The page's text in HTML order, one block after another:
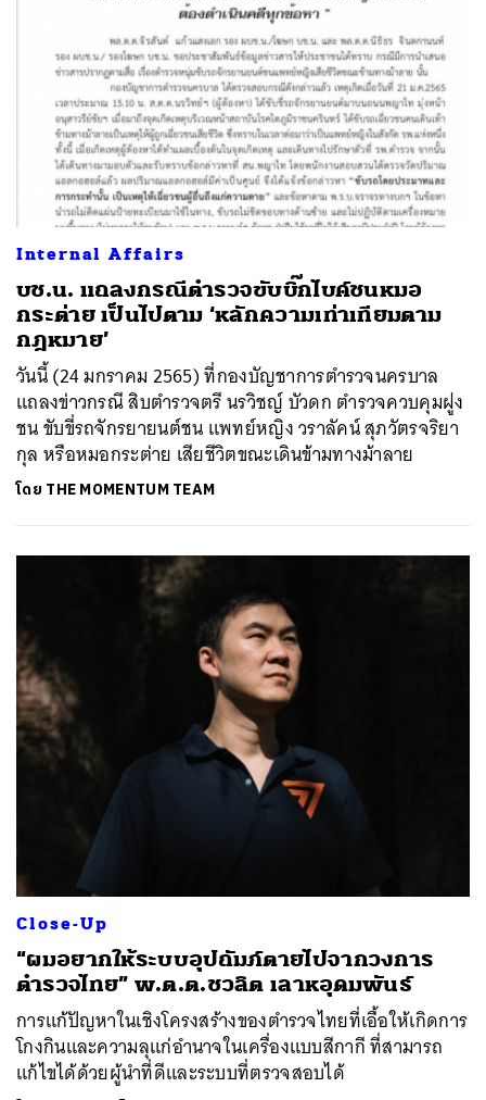
Internal Affairs
บช.น. แถลงกรณีตำรวจขับบิ๊กไบค์ชนหมอ
กระต่าย เป็นไปตาม ‘หลักความเท่าเทียมตาม
กฎหมาย’
วันนี้ (24 มกราคม 2565) ที่กองบัญชาการตำรวจนครบาล
แถลงข่าวกรณี สิบตำรวจตรี นรวิชญ์ บัวดก ตำรวจควบคุมฝูง
ชน ขับขี่รถจักรยายนต์ชน แพทย์หญิง วราลัคน์ สุภวัตรจริยา
กุล หรือหมอกระต่าย เสียชีวิตขณะเดินข้ามทางม้าลาย
โดย THE MOMENTUM TEAM
Close-Up
“ผมอยากให้ระบบอุปถัมภ์ตายไปจากวงการ
ตำรวจไทย” พ.ต.ต.ชวลิต เลาหอุดมพันธ์
การแก้ปัญหาในเชิงโครงสร้างของตำรวจไทยที่เอื้อให้เกิดการ
โกงกินและความลุแก่อำนาจในเครื่องแบบสีกากี ที่สามารถ
แก้ไขได้ด้วยผู้นำที่ดีและระบบที่ตรวจสอบได้